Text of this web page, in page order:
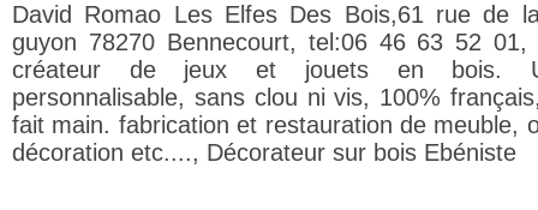
David Romao Les Elfes Des Bois,61 rue de
guyon 78270 Bennecourt, tel:06 46 63 52 01,
créateur de jeux et jouets en bois.
personnalisable, sans clou ni vis, 100%
fait main. fabrication et restauration de meuble,
décoration etc...., Décorateur sur bois Ebéniste